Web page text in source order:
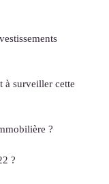
à surveiller cette
?
?